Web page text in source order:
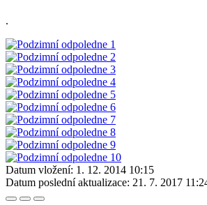
.
Datum vložení: 1. 12. 2014 10:15
Datum poslední aktualizace: 21. 7. 2017